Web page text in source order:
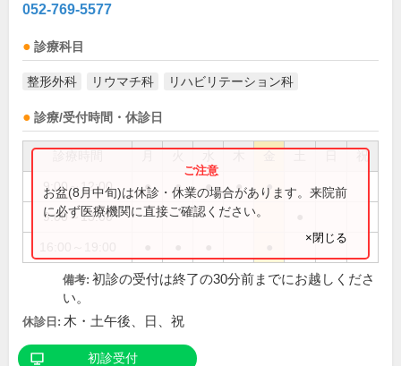
052-769-5577
診療科目
整形外科 リウマチ科 リハビリテーション科
診療/受付時間・休診日
祝
9:00～12:00 ● ● ● ● ●
9:00～13:00
お盆(8月中旬)は休診・休業の場合があります。来院前
に必ず医療機関に直接ご確認ください。
×閉じる
備考: 初診の受付は終了の30分前までにお越しくださ
い。
休診日: 木・土午後、日、祝
初診受付